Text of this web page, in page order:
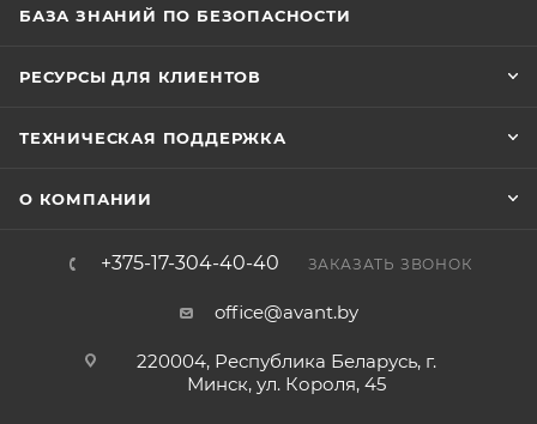
БАЗА ЗНАНИЙ ПО БЕЗОПАСНОСТИ
РЕСУРСЫ ДЛЯ КЛИЕНТОВ
ТЕХНИЧЕСКАЯ ПОДДЕРЖКА
О КОМПАНИИ
+375-17-304-40-40 ЗАКАЗАТЬ ЗВОНОК
office@avant.by
220004, Республика Беларусь, г.
Минск, ул. Короля, 45